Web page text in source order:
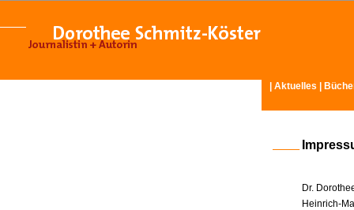
Aktuelles
Dr.
Heinrich-